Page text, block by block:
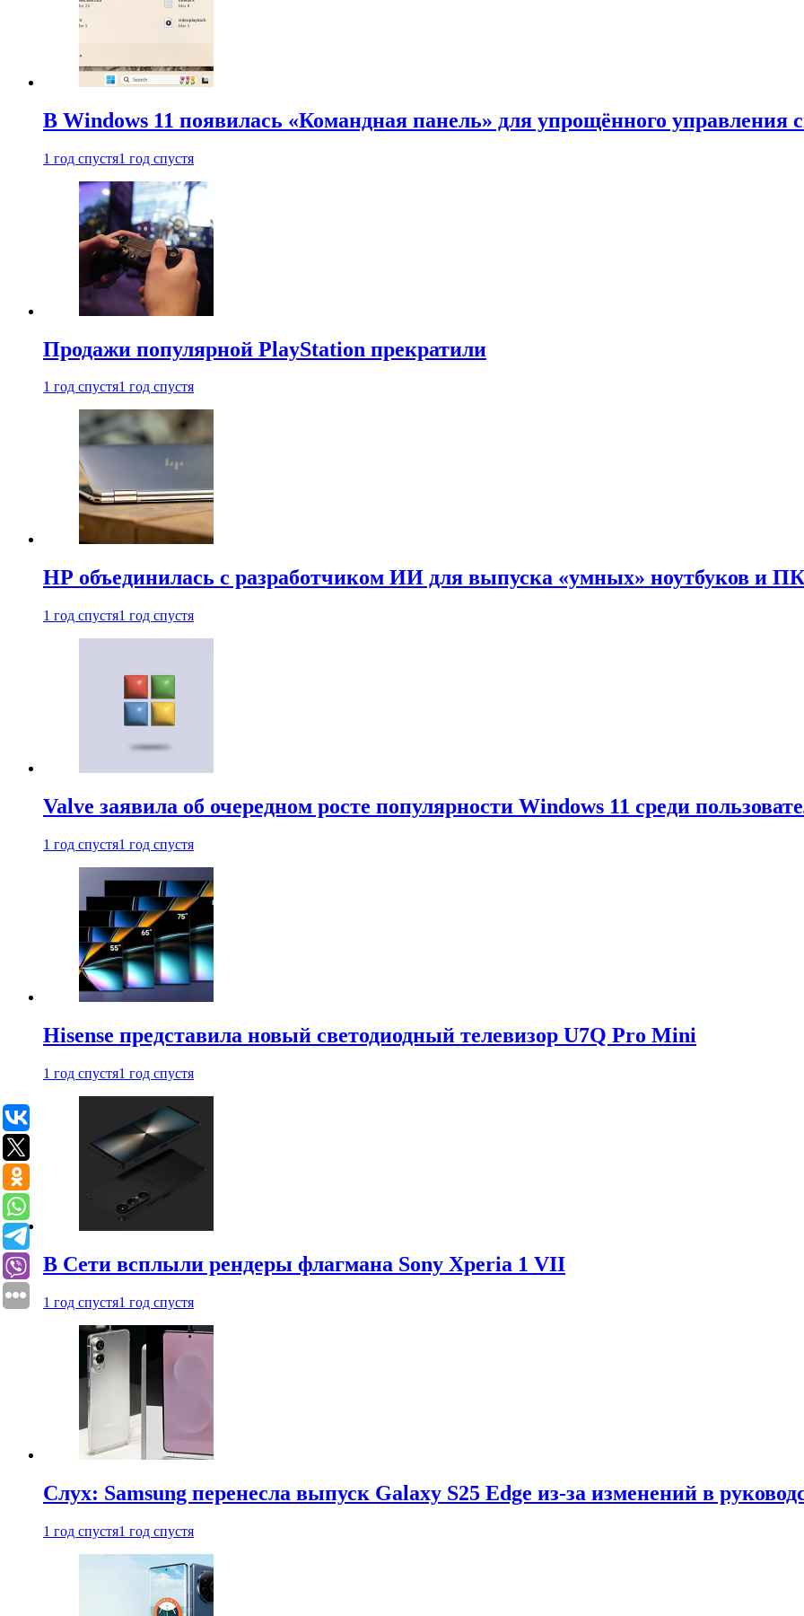
В Windows 11 появилась «Командная панель» для упрощённого управления
1 год спустя1 год спустя
Продажи популярной PlayStation прекратили
1 год спустя1 год спустя
HP объединилась с разработчиком ИИ для выпуска «умных» ноутбуков и ПК
1 год спустя1 год спустя
Valve заявила об очередном росте популярности Windows 11 среди
1 год спустя1 год спустя
Hisense представила новый светодиодный телевизор U7Q Pro Mini
1 год спустя1 год спустя
В Сети всплыли рендеры флагмана Sony Xperia 1 VII
1 год спустя1 год спустя
Слух: Samsung перенесла выпуск Galaxy S25 Edge из-за изменений в
1 год спустя1 год спустя